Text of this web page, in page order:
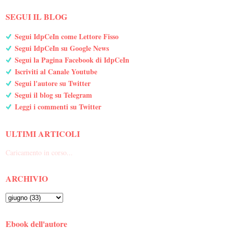
SEGUI IL BLOG
Segui IdpCeIn come Lettore Fisso
Segui IdpCeIn su Google News
Segui la Pagina Facebook di IdpCeIn
Iscriviti al Canale Youtube
Segui l'autore su Twitter
Segui il blog su Telegram
Leggi i commenti su Twitter
ULTIMI ARTICOLI
Caricamento in corso...
ARCHIVIO
Ebook dell'autore